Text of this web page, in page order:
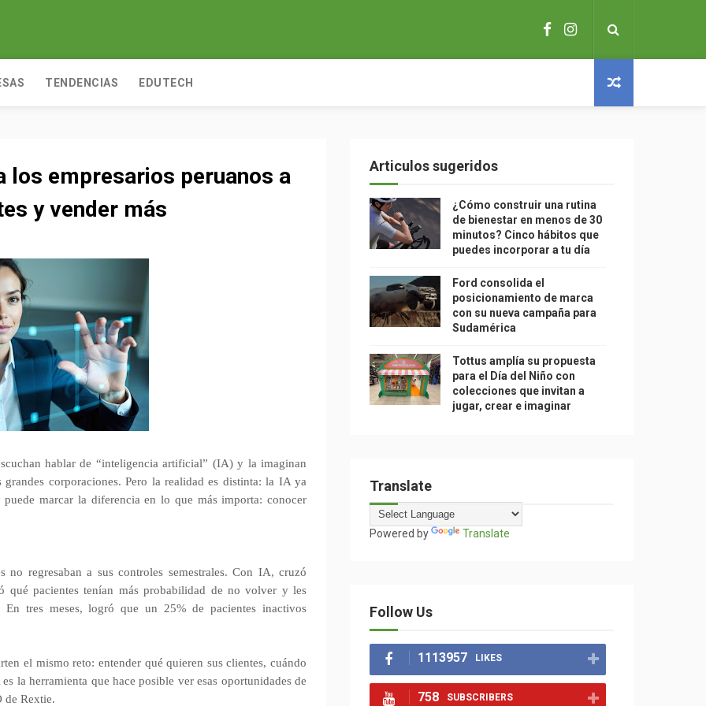
TENDENCIAS EDUTECH
los empresarios peruanos a
y vender más
hablar de “inteligencia artificial” (IA) y la imaginan
corporaciones. Pero la realidad es distinta: la IA ya
marcar la diferencia en lo que más importa: conocer
regresaban a sus controles semestrales. Con IA, cruzó
qué pacientes tenían más probabilidad de no volver y les
En tres meses, logró que un 25% de pacientes inactivos
el mismo reto: entender qué quieren sus clientes, cuándo
la herramienta que hace posible ver esas oportunidades de
de Rextie.
Articulos sugeridos
¿Cómo construir una rutina
de bienestar en menos de 30
minutos? Cinco hábitos que
puedes incorporar a tu día
Ford consolida el
posicionamiento de marca
con su nueva campaña para
Sudamérica
Tottus amplía su propuesta
para el Día del Niño con
colecciones que invitan a
jugar, crear e imaginar
Translate
Powered by Translate
Follow Us
1113957 LIKES
758 SUBSCRIBERS